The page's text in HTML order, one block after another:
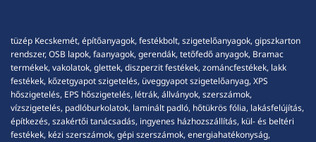
tüzép Kecskemét, építőanyagok, festékbolt, szigetelőanyagok, gipszkarton
rendszer, OSB lapok, faanyagok, gerendák, tetőfedő anyagok, Bramac
termékek, vakolatok, glettek, diszperzit festékek, zománcfestékek, lakk
festékek, kőzetgyapot szigetelés, üveggyapot szigetelőanyag, XPS
hőszigetelés, EPS hőszigetelés, létrák, állványok, szerszámok,
vízszigetelés, padlóburkolatok, laminált padló, hőtükrös fólia, lakásfelújítás,
építkezés, szakértői tanácsadás, ingyenes házhozszállítás, kül- és beltéri
festékek, kézi szerszámok, gépi szerszámok, energiahatékonyság,